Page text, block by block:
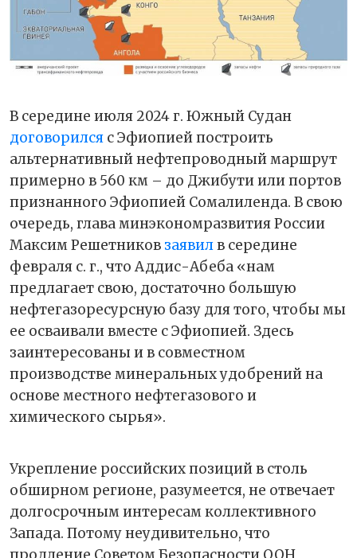
В середине июля 2024 г. Южный Судан
договорился с Эфиопией построить
альтернативный нефтепроводный маршрут
примерно в 560 км – до Джибути или портов
признанного Эфиопией Сомалиленда. В свою
очередь, глава минэкономразвития России
Максим Решетников заявилв середине
февраля с. г., что Аддис-Абеба «нам
предлагает свою, достаточно большую
нефтегазоресурсную базу для того, чтобы мы
ее осваивали вместе с Эфиопией. Здесь
заинтересованы и в совместном
производстве минеральных удобрений на
основе местного нефтегазового и
химического сырья».
Укрепление российских позиций в столь
обширном регионе, разумеется, не отвечает
долгосрочным интересам коллективного
Запада. Потому неудивительно, что